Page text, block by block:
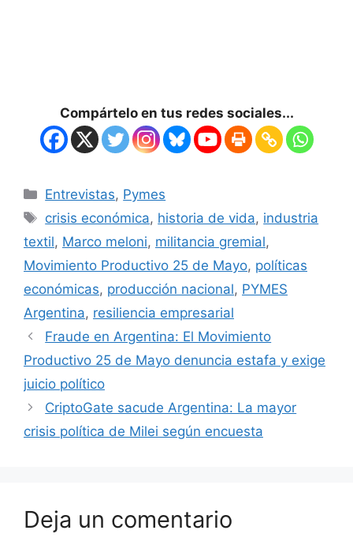
Compártelo en tus redes sociales...
Entrevistas, Pymes
crisis económica, historia de vida, industria
textil, Marco meloni, militancia gremial,
Movimiento Productivo 25 de Mayo, políticas
económicas, producción nacional, PYMES
Argentina, resiliencia empresarial
Fraude en Argentina: El Movimiento
Productivo 25 de Mayo denuncia estafa y exige
juicio político
CriptoGate sacude Argentina: La mayor
crisis política de Milei según encuesta
Deja un comentario